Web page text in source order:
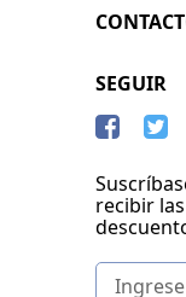
SEGUIR
recibir